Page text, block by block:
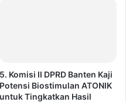
5. Komisi II DPRD Banten Kaji
Potensi Biostimulan ATONIK
untuk Tingkatkan Hasil